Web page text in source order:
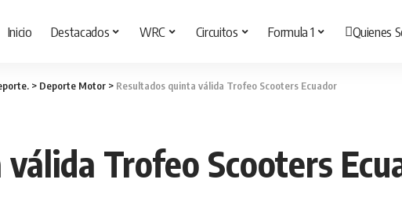
Inicio Destacados WRC Circuitos Formula 1 Quienes
> Deporte Motor > Resultados quinta válida Trofeo Scooters Ecuador
Trofeo Scooters